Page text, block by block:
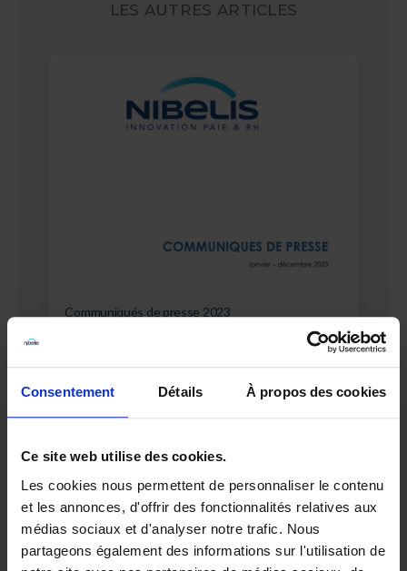
Consentement Détails À propos des cookies
Ce site web utilise des cookies.
Les cookies nous permettent de personnaliser le contenu
et les annonces, d'offrir des fonctionnalités relatives aux
médias sociaux et d'analyser notre trafic. Nous
partageons également des informations sur l'utilisation de
LES AUTRES ARTICLES
Communiqués de presse 2023
Berger-Levrault et Nibelis signent un partenariat
stratégique